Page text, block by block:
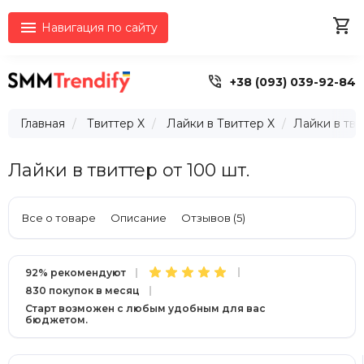
 Навигация по сайту 
 +38 (093) 039-92-84
Главная Твиттер X Лайки в Твиттер X Лайки в
Лайки в твиттер от 100 шт.
Все о товаре Описание Отзывов (5)
92% рекомендуют
830 покупок в месяц
Старт возможен с любым удобным для вас
бюджетом.